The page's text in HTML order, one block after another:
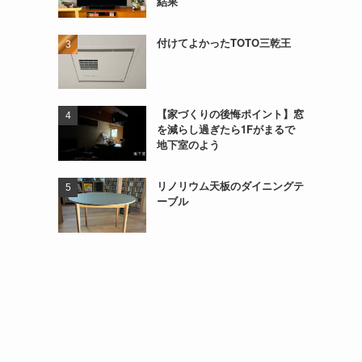
付けてよかったTOTO三乾王
【家づくりの後悔ポイント】窓
を減らし過ぎたら1Fがまるで
地下室のよう
リノリウム天板のダイニングテ
ーブル